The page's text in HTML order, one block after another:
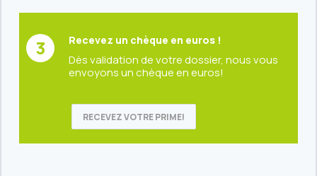
Recevez un chèque en euros !
Dès validation de votre dossier, nous vous
envoyons un chèque en euros!
RECEVEZ VOTRE PRIME!